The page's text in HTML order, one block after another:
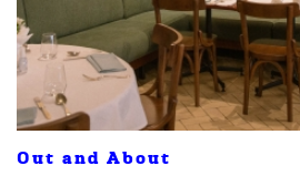
Out and About